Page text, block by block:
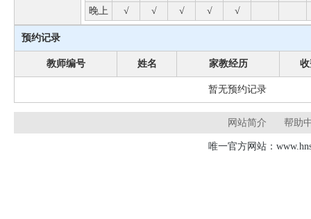
晚上
√ √ √ √ √
预约记录
教师编号 姓名 家教经历
暂无预约记录
网站简介 帮助
唯一官方网站：